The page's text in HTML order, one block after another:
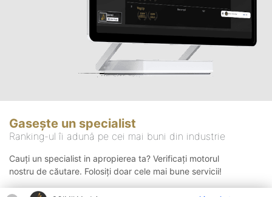
Gasește un specialist
Ranking-ul îi adună pe cei mai buni din industrie
Cauți un specialist in apropierea ta? Verificați motorul
nostru de căutare. Folosiți doar cele mai bune servicii!